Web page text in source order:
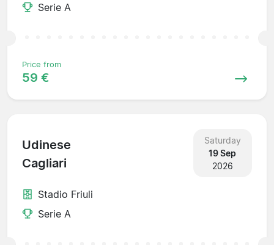
Serie A
Price from
59 €
Udinese
Cagliari
Saturday
19 Sep
2026
Stadio Friuli
Serie A